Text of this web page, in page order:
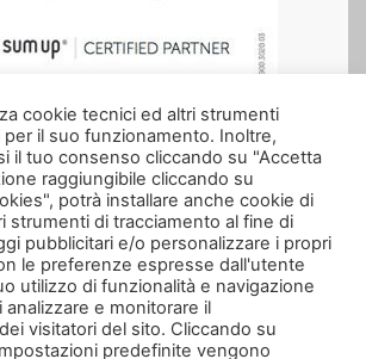
anche su
cookie tecnici ed altri strumenti
il suo funzionamento. Inoltre,
il tuo consenso cliccando su "Accetta
raggiungibile cliccando su
potrà installare anche cookie di
strumenti di tracciamento al fine di
pubblicitari e/o personalizzare i propri
le preferenze espresse dall'utente
utilizzo di funzionalità e navigazione
e monitorare il
visitatori del sito. Cliccando su
predefinite vengono